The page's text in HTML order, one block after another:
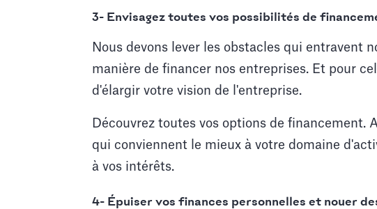
3- Envisagez toutes vos possibilités de
Nous devons lever les obstacles qui entravent
manière de financer nos entreprises. Et pour
d'élargir votre vision de l'entreprise.
Découvrez toutes vos options de financement.
qui conviennent le mieux à votre domaine
à vos intérêts.
4- Épuiser vos finances personnelles et nouer